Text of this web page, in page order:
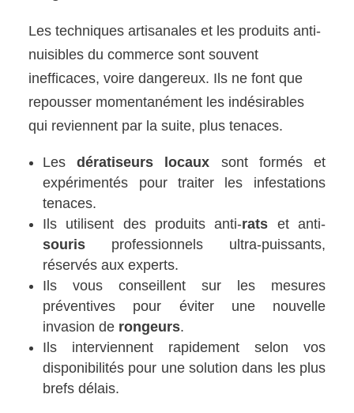
Les techniques artisanales et les produits anti-
nuisibles du commerce sont souvent
inefficaces, voire dangereux. Ils ne font que
repousser momentanément les indésirables
qui reviennent par la suite, plus tenaces.
Lesdératiseurs locaux sont formés et
expérimentés pour traiter les infestations
tenaces.
Ils utilisent des produits anti-rats et anti-
souris professionnels ultra-puissants,
réservés aux experts.
Ils vous conseillent sur les mesures
préventives pour éviter une nouvelle
invasion de rongeurs.
Ils interviennent rapidement selon vos
disponibilités pour une solution dans les plus
brefs délais.